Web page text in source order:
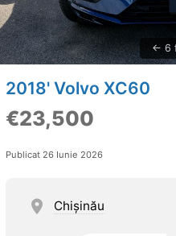
6
2018' Volvo XC60
€23,500
Publicat 26 Iunie 2026
Chişinău